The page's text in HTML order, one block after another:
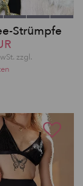
Strümpfe
zzgl.